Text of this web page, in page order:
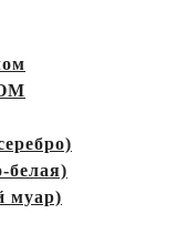
белая)
муар)